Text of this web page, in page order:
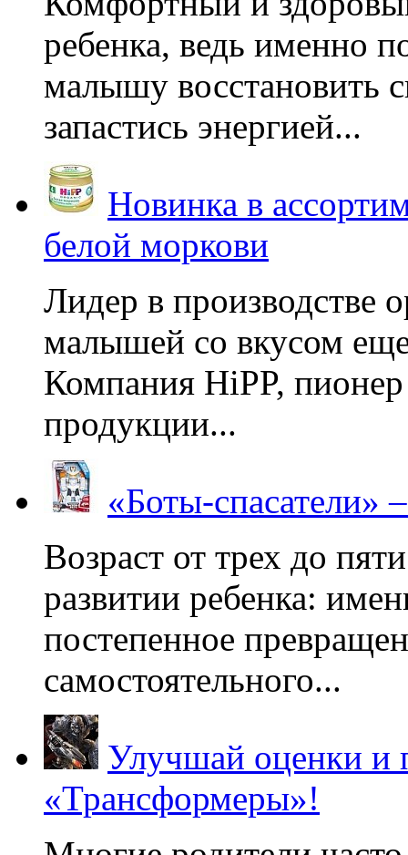
ребенка, ведь именно
малышу восстановить
запастись энергией...
Новинка в
белой моркови
Лидер в производстве
малышей со вкусом
Компания HiPP, пионер
продукции...
«Боты-спасатели»
Возраст от трех до
развитии ребенка:
постепенное
самостоятельного...
Улучшай оценки и
«Трансформеры»!